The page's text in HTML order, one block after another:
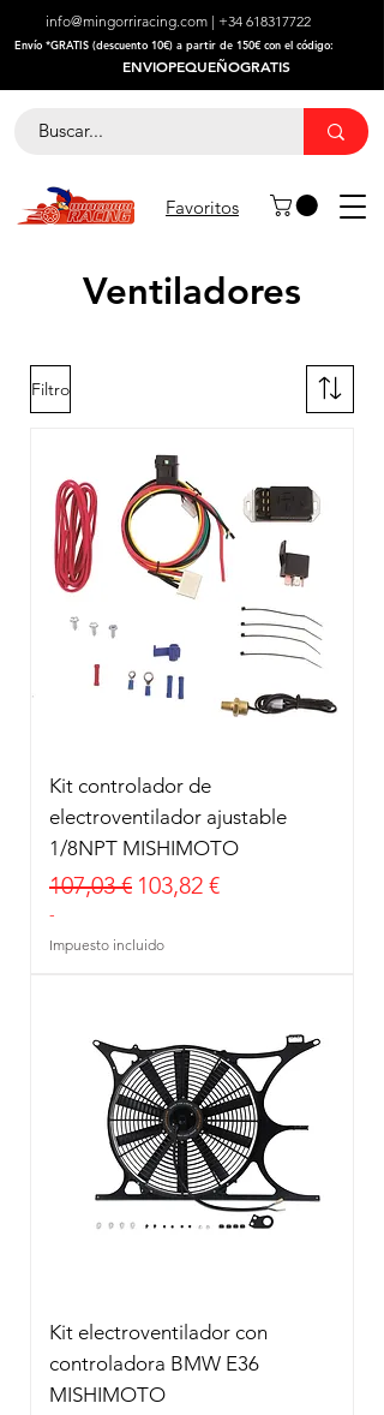
info@mingorriracing.com | +34 618317722
​Envío *GRATIS (descuento 10€) a partir de 150€ con el código:
ENVIOPEQUEÑOGRATIS
Favoritos
Ventiladores
Filtro
Kit controlador de
electroventilador ajustable
1/8NPT MISHIMOTO
Precio
107,03 € Precio de oferta
103,82 €
-
Impuesto incluido
Kit electroventilador con
controladora BMW E36
MISHIMOTO